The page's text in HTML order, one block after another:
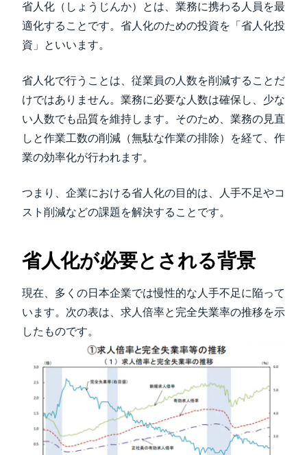
省人化（しょうじんか）とは、業務に携わる人員を最
適化することです。省人化のための投資を「省人化投
資」といいます。
省人化で行うことは、従業員の人数を削減することだ
けではありません。業務に必要な人数は確保し、少な
い人数でも品質を維持します。そのため、業務の見直
しと作業工数の削減（無駄な作業の排除）を経て、作
業の効率化が行われます。
つまり、企業における省人化の目的は、人手不足やコ
スト削減などの課題を解決することです。
省人化が必要とされる背景
現在、多くの日本企業では慢性的な人手不足に陥って
います。次の表は、求人倍率と完全失業率の推移を示
したものです。